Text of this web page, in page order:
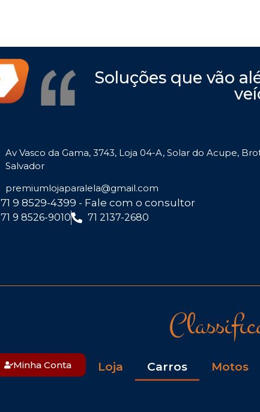
Soluções que vão
Av Vasco da Gama, 3743, Loja 04-A, Solar do Acupe,
Salvador
premiumlojaparalela@gmail.com
71 9 8529-4399 - Fale com o consultor
71 9 8526-9010 71 2137-2680
Minha Conta Loja Carros Motos